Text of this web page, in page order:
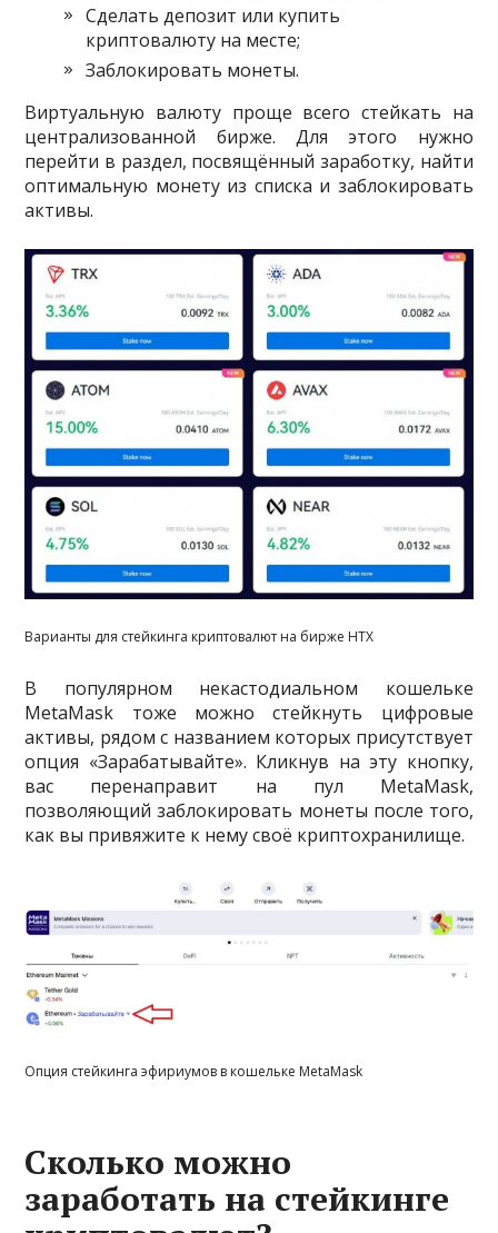
Сделать депозит или купить
криптовалюту на месте;
Заблокировать монеты.
Виртуальную валюту проще всего стейкать на
централизованной бирже. Для этого нужно
перейти в раздел, посвящённый заработку, найти
оптимальную монету из списка и заблокировать
активы.
Варианты для стейкинга криптовалют на бирже HTX
В популярном некастодиальном кошельке
MetaMask тоже можно стейкнуть цифровые
активы, рядом с названием которых присутствует
опция «Зарабатывайте». Кликнув на эту кнопку,
вас перенаправит на пул MetaMask,
позволяющий заблокировать монеты после того,
как вы привяжите к нему своё криптохранилище.
Опция стейкинга эфириумов в кошельке MetaMask
Сколько можно
заработать на стейкинге